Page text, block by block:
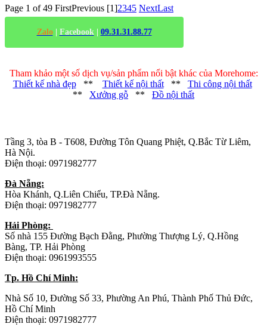
Page 1 of 49 FirstPrevious [1]2345 NextLast
Zalo| Facebook | 09.31.31.88.77
Tham khảo một số dịch vụ/sản phẩm nổi bật khác của Morehome:
Thiết kế nhà đẹp** Thiết kế nội thất** Thi công nội thất
** Xưởng gỗ ** Đồ nội thất
Tầng 3, tòa B - T608, Đường Tôn Quang Phiệt, Q.Bắc Từ Liêm,
Hà Nội.
Điện thoại: 0971982777
Đà Nẵng:
Hòa Khánh, Q.Liên Chiểu, TP.Đà Nẵng.
Điện thoại: 0971982777
Hải Phòng:
Số nhà 155 Đường Bạch Đằng, Phường Thượng Lý, Q.Hồng
Bàng, TP. Hải Phòng
Điện thoại: 0961993555
Tp. Hồ Chí Minh:
Nhà Số 10, Đường Số 33, Phường An Phú, Thành Phố Thủ Đức,
Hồ Chí Minh
Điện thoại: 0971982777